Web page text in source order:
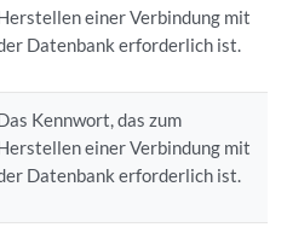
einer Verbindung mit
Datenbank erforderlich ist.
Kennwort, das zum
einer Verbindung mit
Datenbank erforderlich ist.